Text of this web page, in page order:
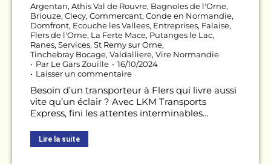
Argentan, Athis Val de Rouvre, Bagnoles de l'Orne,
Briouze, Clecy, Commercant, Conde en Normandie,
Domfront, Ecouche les Vallees, Entreprises, Falaise,
Flers de l'Orne, La Ferte Mace, Putanges le Lac,
Ranes, Services, St Remy sur Orne,
Tinchebray Bocage, Valdalliere, Vire Normandie
Par Le Gars Zouille
16/10/2024
Laisser un commentaire
Besoin d’un transporteur à Flers qui livre aussi
vite qu’un éclair ? Avec LKM Transports
Express, fini les attentes interminables…
Lire la suite